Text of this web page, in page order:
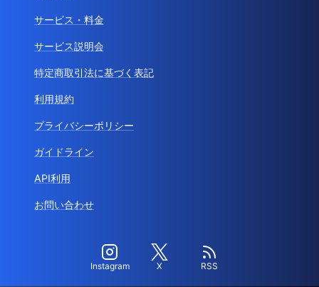
サービス・料金
サービス説明会
特定商取引法に基づく表記
利用規約
プライバシーポリシー
ガイドライン
API利用
お問い合わせ
Instagram X RSS